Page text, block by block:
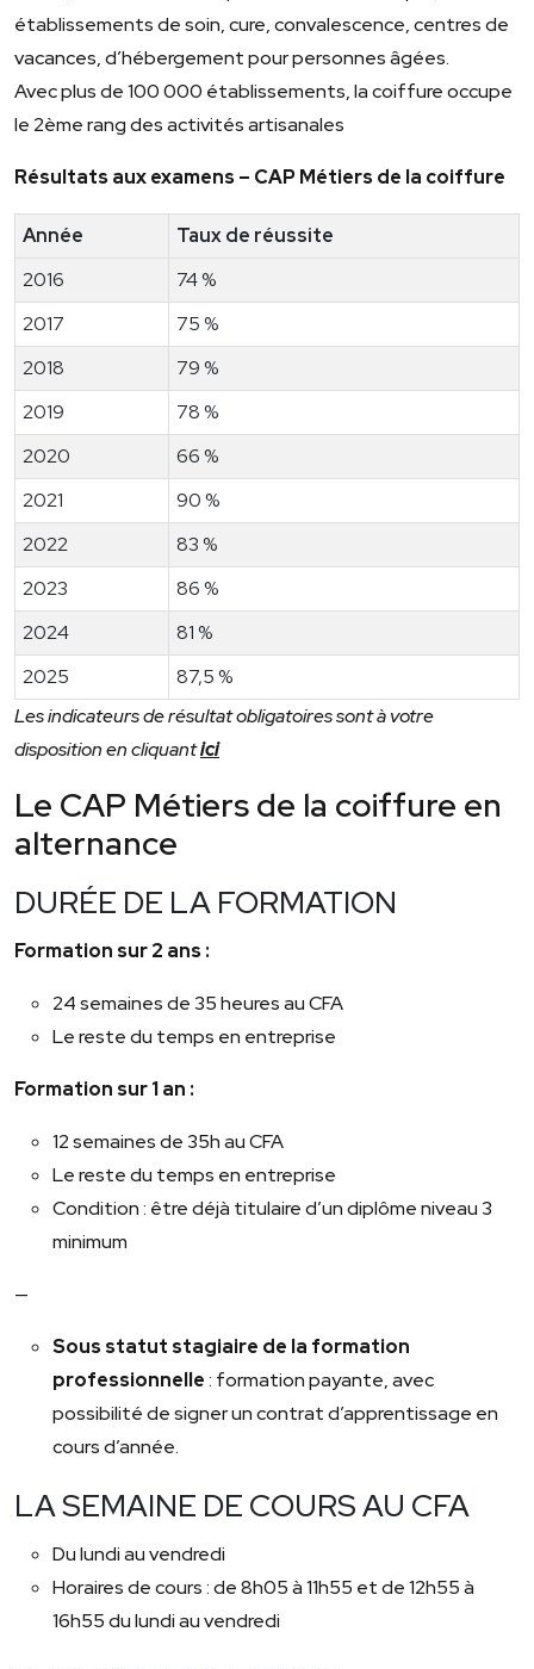
établissements de soin, cure, convalescence, centres de
vacances, d’hébergement pour personnes âgées.
Avec plus de 100 000 établissements, la coiffure occupe
le 2ème rang des activités artisanales
Résultats aux examens – CAP Métiers de la coiffure
Année
Taux de réussite
2016
74 %
2017
75 %
2018
79 %
2019
78 %
2020
66 %
2021
90 %
2022
83 %
2023
86 %
2024
81 %
2025
87,5 %
Les indicateurs de résultat obligatoires sont à votre
disposition en cliquantici
Le CAP Métiers de la coiffure en
alternance
DURÉE DE LA FORMATION
Formation sur 2 ans :
24 semaines de 35 heures au CFA
Le reste du temps en entreprise
Formation sur 1 an :
12 semaines de 35h au CFA
Le reste du temps en entreprise
Condition : être déjà titulaire d’un diplôme niveau 3
minimum
—
Sous statut stagiaire de la formation
professionnelle: formation payante, avec
possibilité de signer un contrat d’apprentissage en
cours d’année.
LA SEMAINE DE COURS AU CFA
Du lundi au vendredi
Horaires de cours : de 8h05 à 11h55 et de 12h55 à
16h55 du lundi au vendredi